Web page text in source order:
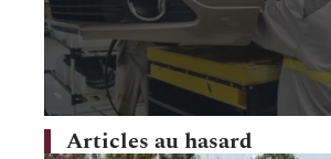
Articles au hasard